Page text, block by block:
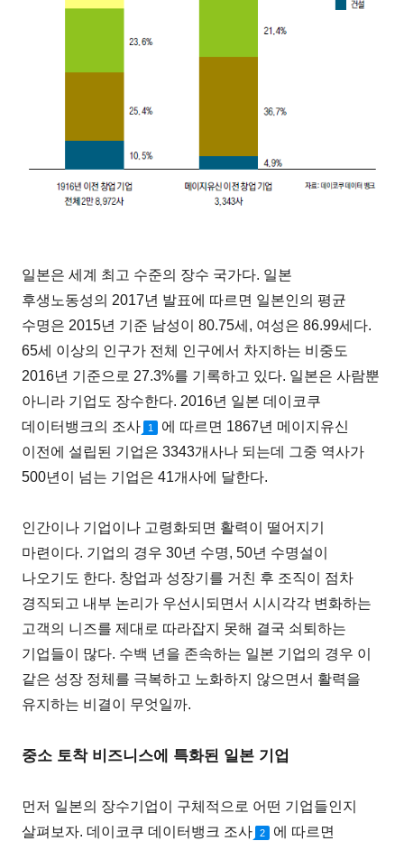
일본은 세계 최고 수준의 장수 국가다. 일본
후생노동성의 2017년 발표에 따르면 일본인의 평균
수명은 2015년 기준 남성이 80.75세, 여성은 86.99세다.
65세 이상의 인구가 전체 인구에서 차지하는 비중도
2016년 기준으로 27.3%를 기록하고 있다. 일본은 사람뿐
아니라 기업도 장수한다. 2016년 일본 데이코쿠
데이터뱅크의 조사
1
에 따르면 1867년 메이지유신
이전에 설립된 기업은 3343개사나 되는데 그중 역사가
500년이 넘는 기업은 41개사에 달한다.
인간이나 기업이나 고령화되면 활력이 떨어지기
마련이다. 기업의 경우 30년 수명, 50년 수명설이
나오기도 한다. 창업과 성장기를 거친 후 조직이 점차
경직되고 내부 논리가 우선시되면서 시시각각 변화하는
고객의 니즈를 제대로 따라잡지 못해 결국 쇠퇴하는
기업들이 많다. 수백 년을 존속하는 일본 기업의 경우 이
같은 성장 정체를 극복하고 노화하지 않으면서 활력을
유지하는 비결이 무엇일까.
중소 토착 비즈니스에 특화된 일본 기업
먼저 일본의 장수기업이 구체적으로 어떤 기업들인지
살펴보자. 데이코쿠 데이터뱅크 조사
2
에 따르면